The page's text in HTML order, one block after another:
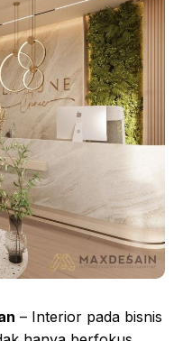
– Interior pada bisnis